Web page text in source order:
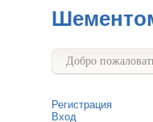
Добро
Регистрация
Вход